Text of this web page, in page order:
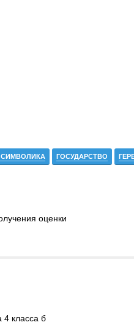
СИМВОЛИКА ГОСУДАРСТВО
оценки
класса б